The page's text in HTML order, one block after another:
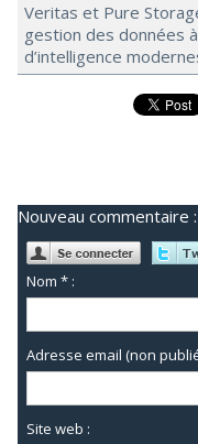
Veritas et Pure
gestion des données
d’intelligence
Nouveau commentaire :
Nom * :
Adresse email (non
Site web :